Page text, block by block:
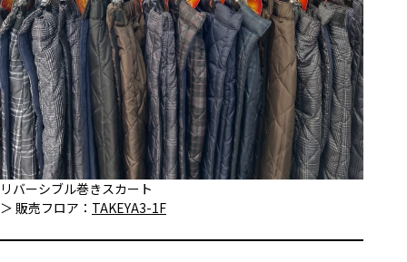
リバーシブル巻きスカート
＞ 販売フロア： TAKEYA3-1F